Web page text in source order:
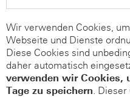
Wir verwenden Cookies,
Webseite und Dienste
Diese Cookies sind
daher automatisch
verwenden wir Cookies,
Tage zu speichern. Dieser